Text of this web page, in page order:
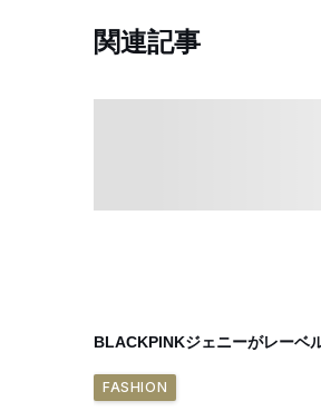
関連記事
BLACKPINKジェニーがレーベ
FASHION